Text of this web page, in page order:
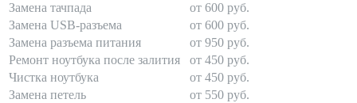
Замена тачпада
от 600 руб.
Замена USB-разъема
от 600 руб.
Замена разъема питания
от 950 руб.
Ремонт ноутбука после залития
от 450 руб.
Чистка ноутбука
от 450 руб.
Замена петель
от 550 руб.